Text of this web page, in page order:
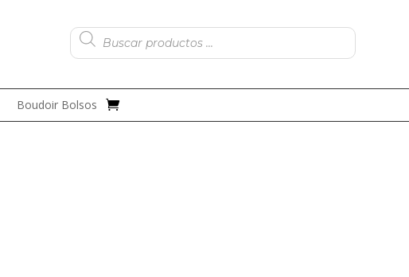
Búsqueda
de
productos
Boudoir Bolsos